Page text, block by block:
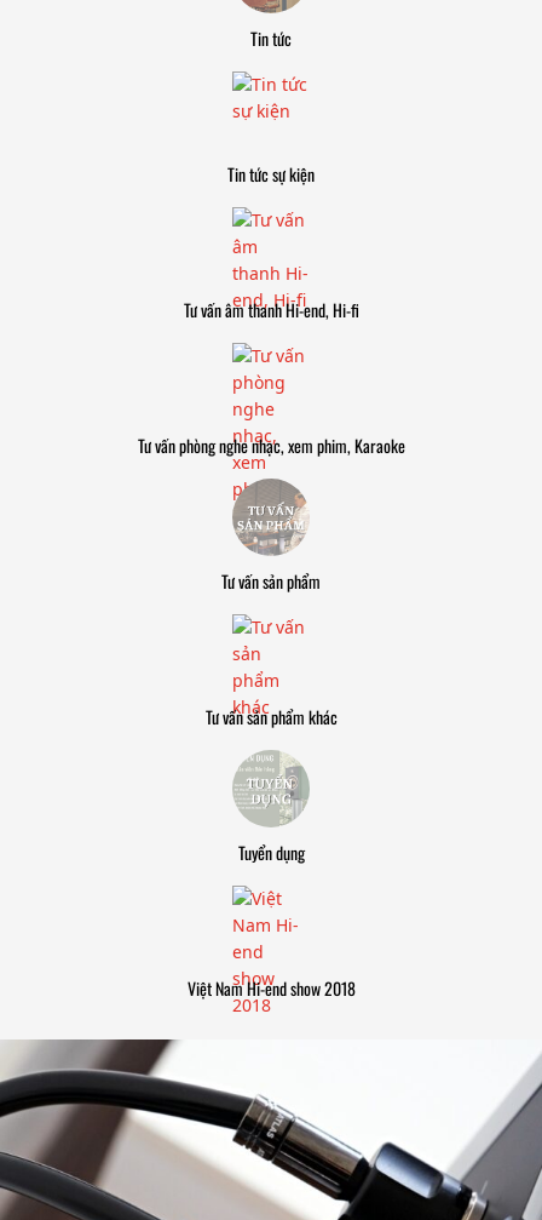
Tin tức
Tin tức sự kiện
Tư vấn âm thanh Hi-end, Hi-fi
Tư vấn phòng nghe nhạc, xem phim, Karaoke
Tư vấn sản phẩm
Tư vấn sản phẩm khác
Tuyển dụng
Việt Nam Hi-end show 2018